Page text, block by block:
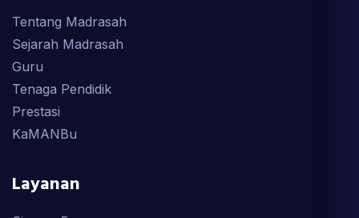
Tentang Madrasah
Sejarah Madrasah
Guru
Tenaga Pendidik
Prestasi
KaMANBu
Layanan